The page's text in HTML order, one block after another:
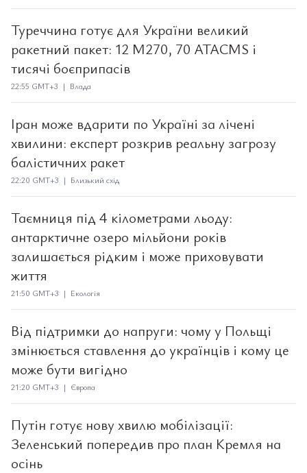
Туреччина готує для України великий
ракетний пакет: 12 M270, 70 ATACMS і
тисячі боєприпасів
22:55 GMT+3 | Влада
Іран може вдарити по Україні за лічені
хвилини: експерт розкрив реальну загрозу
балістичних ракет
22:20 GMT+3 | Близький схід
Таємниця під 4 кілометрами льоду:
антарктичне озеро мільйони років
залишається рідким і може приховувати
життя
21:50 GMT+3 | Екологія
Від підтримки до напруги: чому у Польщі
змінюється ставлення до українців і кому це
може бути вигідно
21:20 GMT+3 | Європа
Путін готує нову хвилю мобілізації:
Зеленський попередив про план Кремля на
осінь